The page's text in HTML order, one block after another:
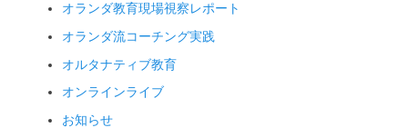
オランダ教育現場視察レポート
オランダ流コーチング実践
オルタナティブ教育
オンラインライブ
お知らせ